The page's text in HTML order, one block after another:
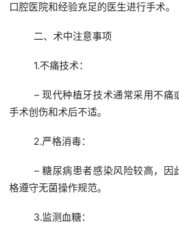
口腔医院和经验充足的医生进行手术。
	二、术中注意事项
	1.不痛技术：
手术创伤和术后不适。
	2.严格消毒：
格遵守无菌操作规范。
	3.监测血糖：